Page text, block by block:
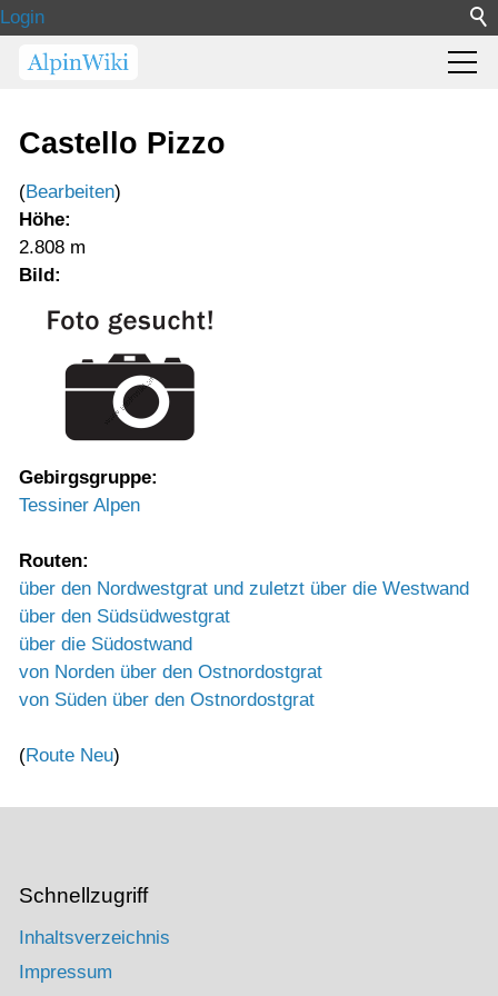
Login
Castello Pizzo
(Bearbeiten)
Höhe:
2.808 m
Bild:
Gebirgsgruppe:
Tessiner Alpen
Routen:
über den Nordwestgrat und zuletzt über die Westwand
über den Südsüdwestgrat
über die Südostwand
von Norden über den Ostnordostgrat
von Süden über den Ostnordostgrat
(Route Neu)
Schnellzugriff
Inhaltsverzeichnis
Impressum